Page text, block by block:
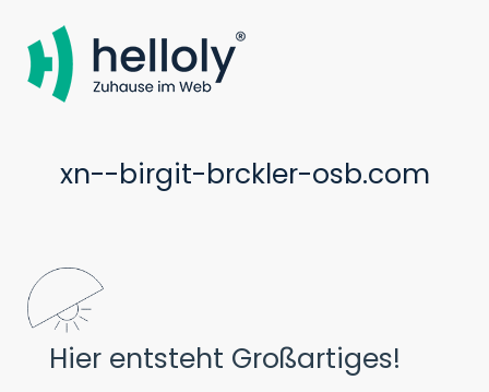
xn--birgit-brckler-osb.com
Hier entsteht Großartiges!